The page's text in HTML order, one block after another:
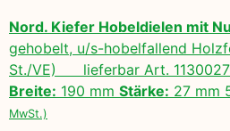
Nord. Kiefer Hobeldielen mit
gehobelt, u/s-hobelfallend
St./VE) lieferbar Art.
Breite: 190 mm Stärke: 27 mm
MwSt.)